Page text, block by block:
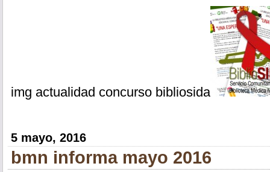
img actualidad concurso bibliosida
5 mayo, 2016
bmn informa mayo 2016